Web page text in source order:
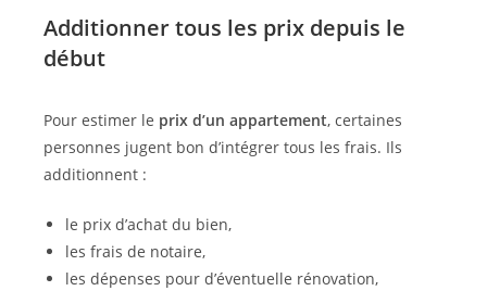
Additionner tous les prix depuis le
début
Pour estimer le prix d’un appartement, certaines
personnes jugent bon d’intégrer tous les frais. Ils
additionnent :
le prix d’achat du bien,
les frais de notaire,
les dépenses pour d’éventuelle rénovation,